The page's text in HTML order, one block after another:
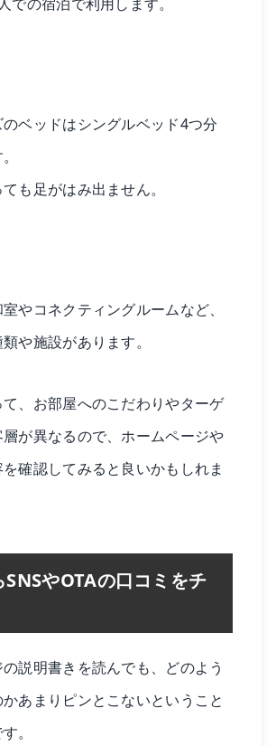
での宿泊で利用します。
ベッドはシングルベッド4つ分
も足がはみ出ません。
やコネクティングルームなど、
や施設があります。
、お部屋へのこだわりやターゲ
が異なるので、ホームページや
確認してみると良いかもしれま
やOTAの口コミをチ
説明書きを読んでも、どのよう
あまりピンとこないということ
。